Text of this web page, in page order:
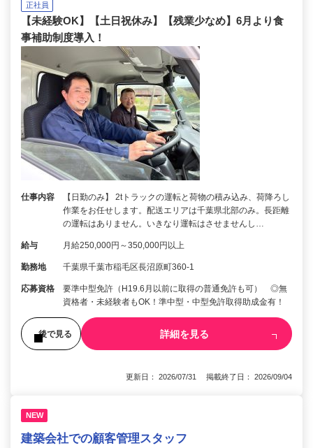
正社員
【未経験OK】【土日祝休み】【残業少なめ】6月より食
事補助制度導入！
仕事内容
【日勤のみ】 2tトラックの運転と荷物の積み込み、荷降ろし
作業をお任せします。配送エリアは千葉県北部のみ。長距離
の運転はありません。いきなり運転はさせませんし…
給与 月給250,000円～350,000円以上
勤務地 千葉県千葉市稲毛区長沼原町360-1
応募資格
要準中型免許（H19.6月以前に取得の普通免許も可） ◎無
資格者・未経験者もOK！準中型・中型免許取得助成金有！
後で見る 詳細を見る
更新日： 2026/07/31 掲載終了日： 2026/09/04
NEW
建築会社での顧客管理スタッフ